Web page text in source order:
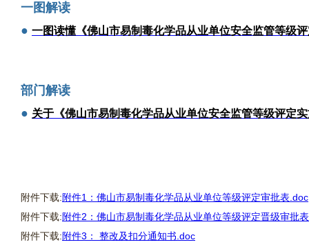
一图解读
● 一图读懂《佛山市易制毒化学品从业单位安全监管等级
部门解读
● 关于《佛山市易制毒化学品从业单位安全监管等级评定
附件下载:附件1：佛山市易制毒化学品从业单位等级评定审批表.doc
附件下载:附件2：佛山市易制毒化学品从业单位等级评定晋级审批
附件下载:附件3： 整改及扣分通知书.doc